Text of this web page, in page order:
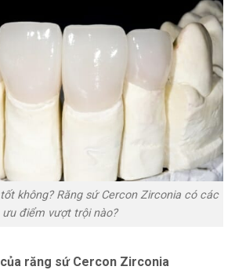
không? Răng sứ Cercon Zirconia có các
ưu điểm vượt trội nào?
răng sứ Cercon Zirconia